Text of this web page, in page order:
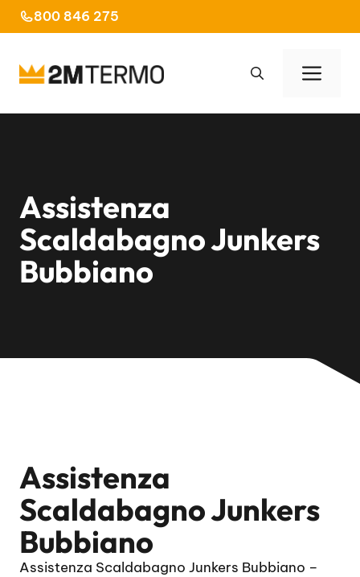
al
800 846 275
Assistenza
Scaldabagno Junkers
Bubbiano
Assistenza
Scaldabagno Junkers
Bubbiano
Assistenza Scaldabagno Junkers Bubbiano –